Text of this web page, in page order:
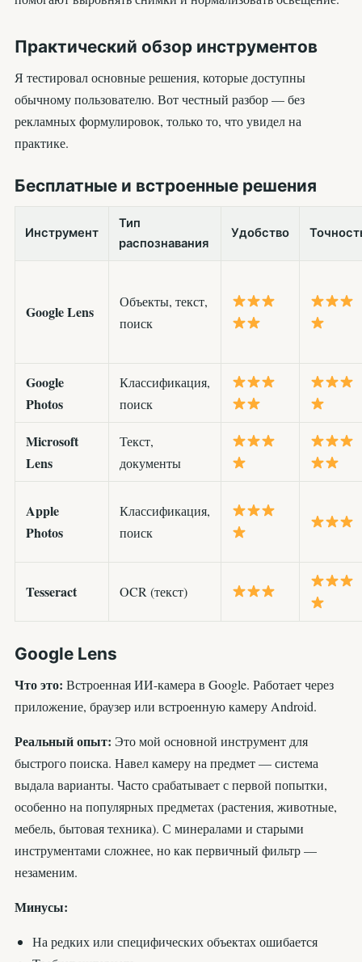
Практический обзор инструментов
Я тестировал основные решения, которые доступны
обычному пользователю. Вот честный разбор — без
рекламных формулировок, только то, что увидел на
практике.
Бесплатные и встроенные решения
Инструмент
Тип
распознавания
Удобство
Google Lens
Объекты, текст,
поиск
Google
Photos
Классификация,
поиск
Microsoft
Lens
Текст,
документы
Apple
Photos
Классификация,
поиск
Tesseract OCR (текст)
Google Lens
Что это: Встроенная ИИ-камера в Google. Работает через
приложение, браузер или встроенную камеру Android.
Реальный опыт: Это мой основной инструмент для
быстрого поиска. Навел камеру на предмет — система
выдала варианты. Часто срабатывает с первой попытки,
особенно на популярных предметах (растения, животные,
мебель, бытовая техника). С минералами и старыми
инструментами сложнее, но как первичный фильтр —
незаменим.
Минусы:
На редких или специфических объектах ошибается